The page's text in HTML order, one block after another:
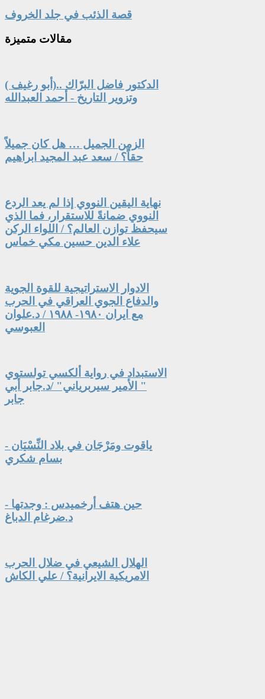
قصة الذئب في جلد الخروف
مقالات متميزة
الدكتور فاضل البرّاك ..(أبو رغيف )
وتزوير التاريخ - أحمد العبدالله
الزمن الجميل … هل كان جميلاً
حقاً؟ / سعد عبد المجيد ابراهيم
نهاية اليقين النووي إذا لم يعد الردع
النووي ضمانةً للاستقرار، فما الذي
سيحفظ توازن العالم؟ / اللواء الركن
علاء الدين حسين مكي خماس
الادوار الاستراتيجية للقوة الجوية
والدفاع الجوي العراقي في الحرب
مع ايران ١٩٨٠- ١٩٨٨ / د.علوان
العبوسي
الاستبداد في رواية ألكسي تولستوي
" الأمير سيربرياني" /د.جابر أبي
جابر
ياقوت ومَرْجَان في بلاد النِّسْيَان -
بسام شكري
حين هتف أرخميدس : وجدتها -
د.ضرغام الدباغ
الهلال الشيعي في ضلال الحرب
الامريكية الايرانية؟ / علي الكاش